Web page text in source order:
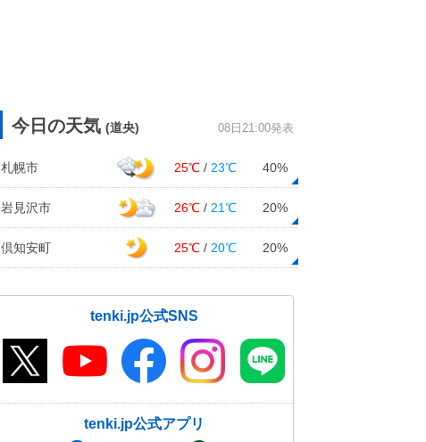
今日の天気 (道央) 08日21:00発表
札幌市 25℃ / 23℃ 40%
岩見沢市 26℃ / 21℃ 20%
倶知安町 25℃ / 20℃ 20%
tenki.jp公式SNS
tenki.jp公式アプリ